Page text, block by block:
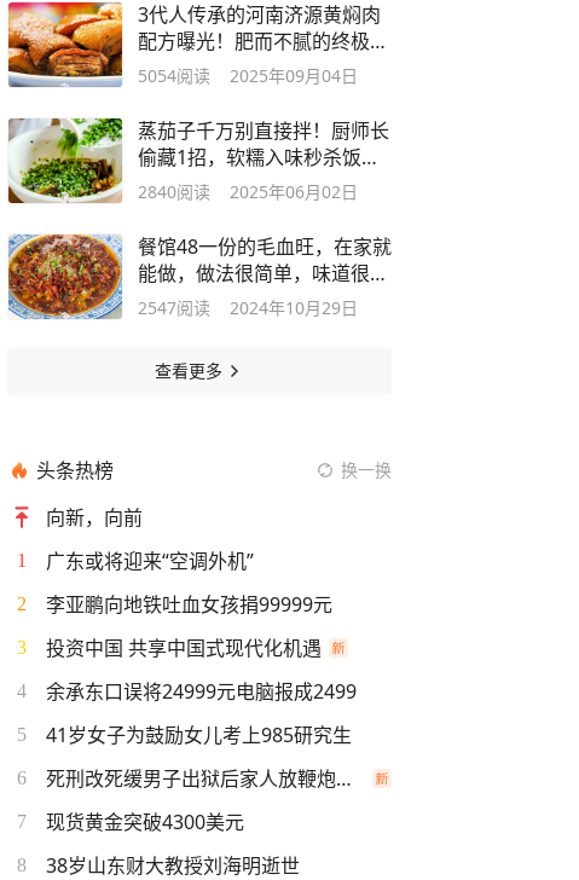
3代人传承的河南济源黄焖肉
配方曝光！肥而不腻的终极答
案
5054阅读 2025年09月04日
蒸茄子千万别直接拌！厨师长
偷藏1招，软糯入味秒杀饭
店！
2840阅读 2025年06月02日
餐馆48一份的毛血旺，在家就
能做，做法很简单，味道很巴
适，过瘾
2547阅读 2024年10月29日
查看更多
头条热榜 换一换
向新，向前
1 广东或将迎来“空调外机”
2 李亚鹏向地铁吐血女孩捐99999元
3 投资中国 共享中国式现代化机遇
4 余承东口误将24999元电脑报成2499
5 41岁女子为鼓励女儿考上985研究生
6 死刑改死缓男子出狱后家人放鞭炮庆祝
7 现货黄金突破4300美元
8 38岁山东财大教授刘海明逝世